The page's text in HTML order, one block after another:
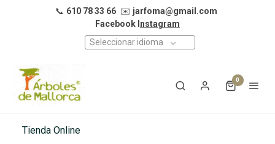
📞 610 78 33 66 ✉️ jarfoma@gmail.com
Facebook I nstagram
Seleccionar idioma
0
Tienda Online